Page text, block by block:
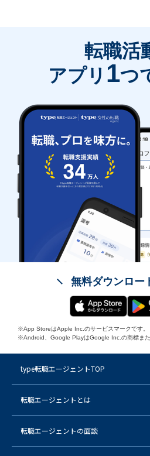
転職活
アプリ 1つ
無料ダウンロー
※App StoreはApple Inc.のサービスマークです。
※Android、Google PlayはGoogle Inc.の商標また
type転職エージェントTOP
転職エージェントとは
転職エージェントの面談